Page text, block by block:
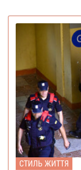
СТИЛЬ ЖИТТЯ